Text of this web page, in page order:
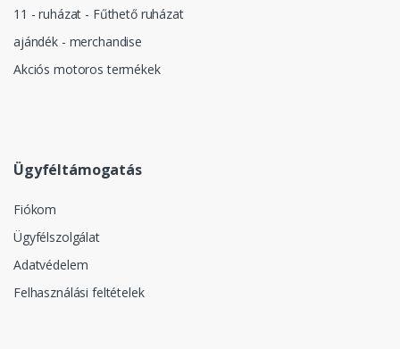
11 - ruházat - Fűthető ruházat
ajándék - merchandise
Akciós motoros termékek
Ügyféltámogatás
Fiókom
Ügyfélszolgálat
Adatvédelem
Felhasználási feltételek